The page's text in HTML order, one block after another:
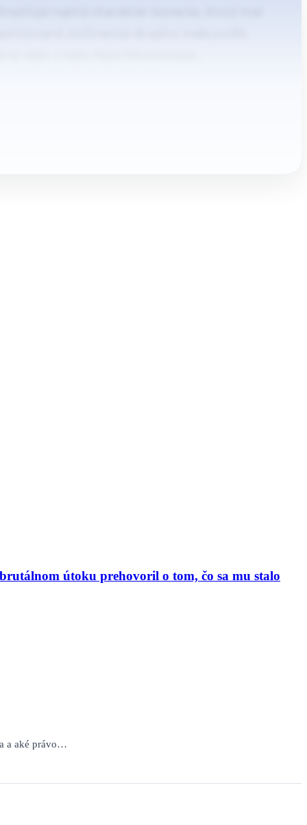
však v tejto fáze informovala…
útoku prehovoril o tom, čo sa mu stalo
a aké právo…